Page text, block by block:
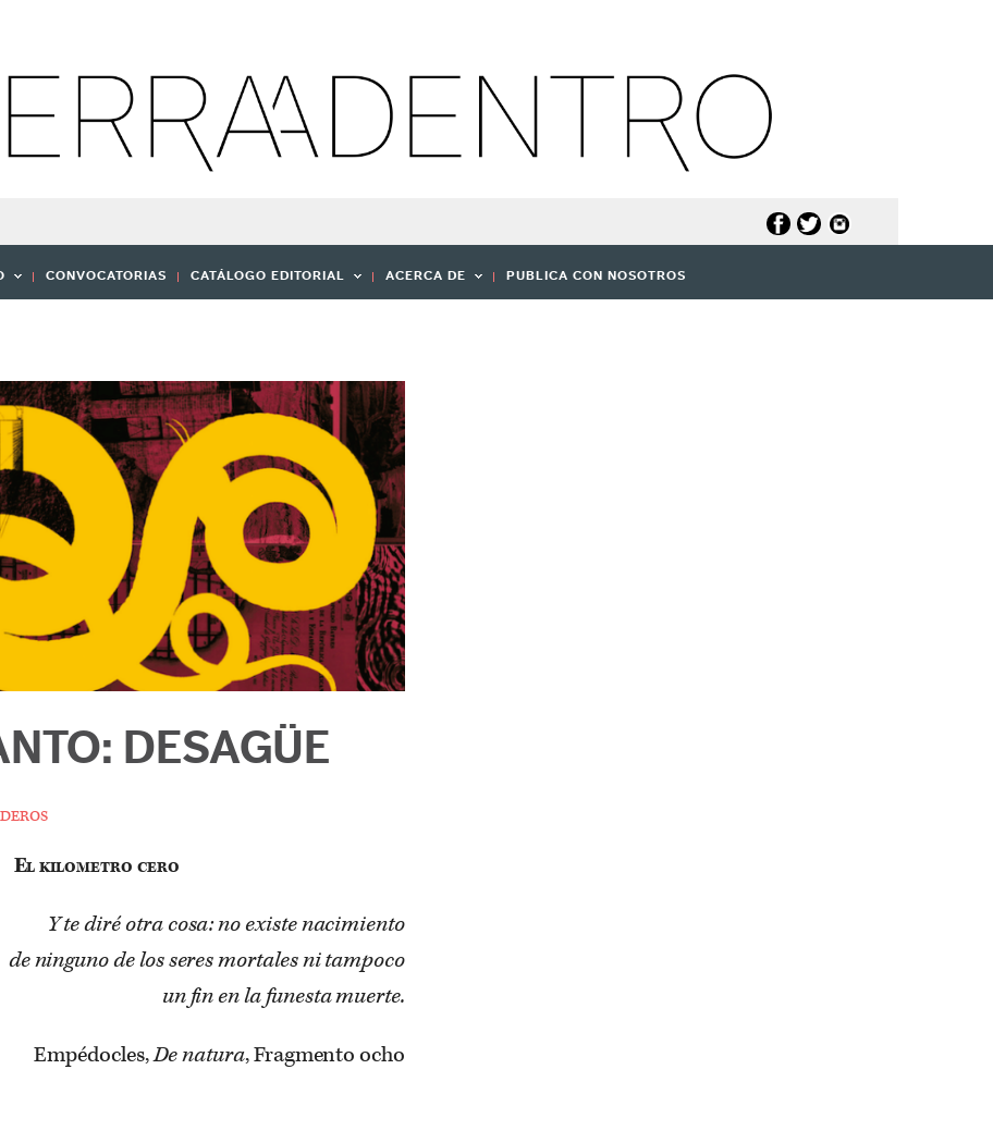
CONVOCATORIAS CATÁLOGO EDITORIAL ACERCA DE PUBLICA CON NOSOTROS
DESAGÜE
El kilometro cero
Y te diré otra cosa: no existe nacimiento
de ninguno de los seres mortales ni tampoco
un fin en la funesta muerte.
Empédocles,De natura, Fragmento ocho